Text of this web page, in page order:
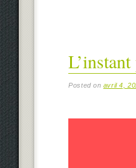
Posted on avril 4,